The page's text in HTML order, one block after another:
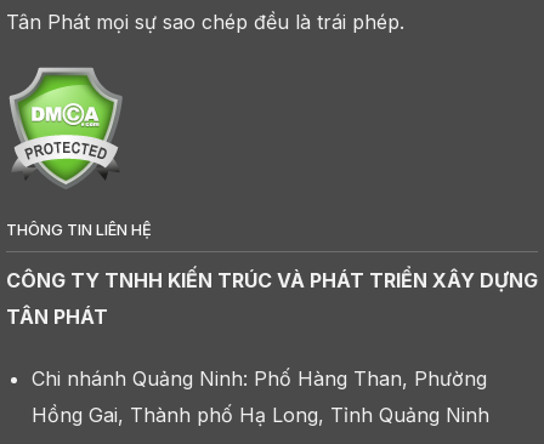
Tân Phát mọi sự sao chép đều là trái phép.
THÔNG TIN LIÊN HỆ
CÔNG TY TNHH KIẾN TRÚC VÀ PHÁT TRIỂN XÂY DỰNG
TÂN PHÁT
Chi nhánh Quảng Ninh: Phố Hàng Than, Phường
Hồng Gai, Thành phố Hạ Long, Tỉnh Quảng Ninh